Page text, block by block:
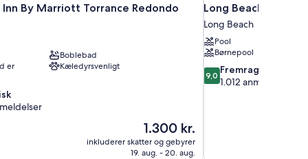
Inn By Marriott Torrance Redondo
Boblebad
er
Kæledyrsvenligt
Prisen
er
1.300 kr.
1.300 kr.
inkluderer skatter og gebyrer
19. aug. - 20. aug.
Long Beach
Long Beach
Pool
Børnepool
9.0
ud
9,0 Fremragende
1.012 anmeldelser